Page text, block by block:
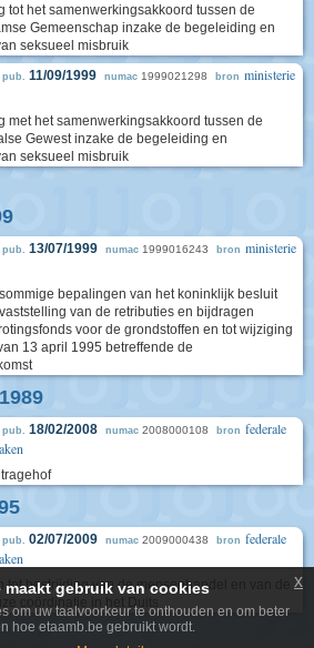
tot het samenwerkingsakkoord tussen de
Gemeenschap inzake de begeleiding en
seksueel misbruik
pub. 11/09/1999 numac 1999021298 bron ministerie
met het samenwerkingsakkoord tussen de
Gewest inzake de begeleiding en
seksueel misbruik
pub. 13/07/1999 numac 1999016243 bron ministerie
bepalingen van het koninklijk besluit
van de retributies en bijdragen
voor de grondstoffen en tot wijziging
13 april 1995 betreffende de
pub. 18/02/2008 numac 2008000108 bron federale
pub. 02/07/2009 numac 2009000438 bron federale
tot bestrijding van de mensenhandel en van de
coördinatie in het Duits
maakt gebruik van cookies
om uw taalvoorkeur te onthouden en om beter
hoe etaamb.be gebruikt wordt.
x